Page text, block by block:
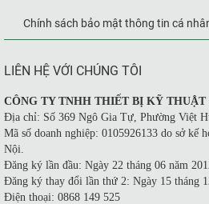
Chính sách bảo mật thông tin cá
LIÊN HỆ VỚI CHÚNG TÔI
CÔNG TY TNHH THIẾT BỊ KỸ THUẬT
Địa chỉ: Số 369 Ngô Gia Tự, Phường Việt
Mã số doanh nghiệp: 0105926133 do sở kế
Nội.
Đăng ký lần đầu: Ngày 22 tháng 06 năm
Đăng ký thay đổi lần thứ 2: Ngày 15 tháng
Điện thoại: 0868 149 525